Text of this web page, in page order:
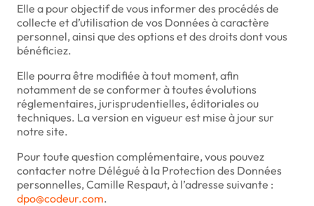
Elle a pour objectif de vous informer des procédés de
collecte et d’utilisation de vos Données à caractère
personnel, ainsi que des options et des droits dont vous
bénéficiez.
Elle pourra être modifiée à tout moment, afin
notamment de se conformer à toutes évolutions
réglementaires, jurisprudentielles, éditoriales ou
techniques. La version en vigueur est mise à jour sur
notre site.
Pour toute question complémentaire, vous pouvez
contacter notre Délégué à la Protection des Données
personnelles, Camille Respaut, à l’adresse suivante :
dpo@codeur.com.